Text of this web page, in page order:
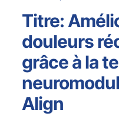
Titre:
douleurs
grâce à la
Align